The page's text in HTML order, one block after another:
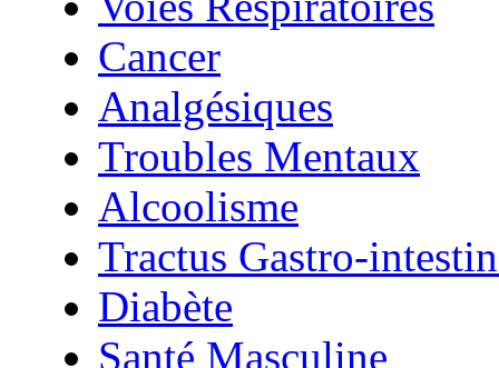
Cancer
Analgésiques
Troubles Mentaux
Alcoolisme
Tractus Gastro-
Diabète
Santé Masculine